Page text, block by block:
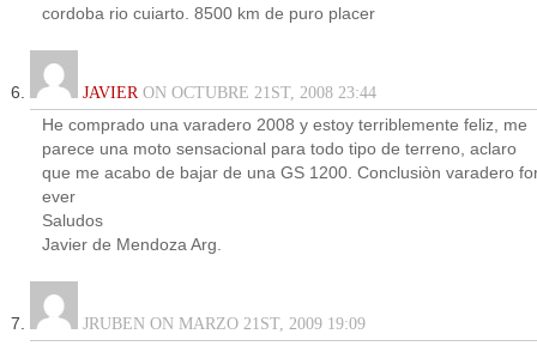
cordoba rio cuiarto. 8500 km de puro placer
JAVIERON OCTUBRE 21ST, 2008 23:44
He comprado una varadero 2008 y estoy terriblemente feliz, me
parece una moto sensacional para todo tipo de terreno, aclaro
que me acabo de bajar de una GS 1200. Conclusiòn varadero
ever
Saludos
Javier de Mendoza Arg.
JRUBEN ON MARZO 21ST, 2009 19:09